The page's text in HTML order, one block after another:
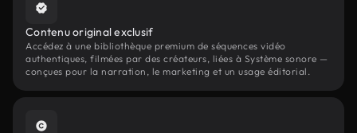
Contenu original exclusif
Accédez à une bibliothèque premium de séquences vidéo
authentiques, filmées par des créateurs, liées à Système sonore —
conçues pour la narration, le marketing et un usage éditorial.